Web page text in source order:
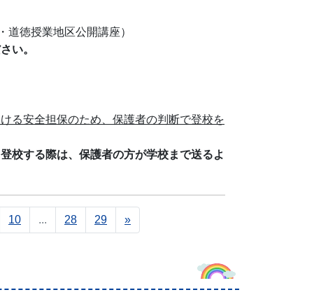
徳授業地区公開講座）
い。
る安全担保のため、保護者の判断で登校を
校する際は、保護者の方が学校まで送るよ
10 ... 28 29 »